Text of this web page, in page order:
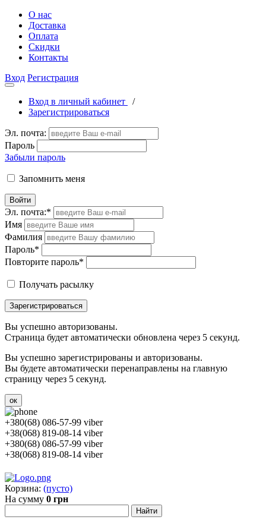
О нас
Доставка
Оплата
Скидки
Контакты
Вход Регистрация
Вход в личный кабинет
/
Зарегистрироваться
Эл. почта:
Пароль
Забыли пароль
Запомнить меня
Войти
Эл. почта:*
Имя
Фамилия
Пароль*
Повторите пароль*
Получать расылку
Зарегистрироваться
Вы успешно авторизованы.
Страница будет автоматически обновлена через 5 секунд.
Вы успешно зарегистрированы и авторизованы.
Вы будете автоматически перенаправлены на главную
страницу через 5 секунд.
ок
+380(68) 086-57-99 viber
+38(068) 819-08-14 viber
+380(68) 086-57-99 viber
+38(068) 819-08-14 viber
Корзина: (пусто)
На сумму 0 грн